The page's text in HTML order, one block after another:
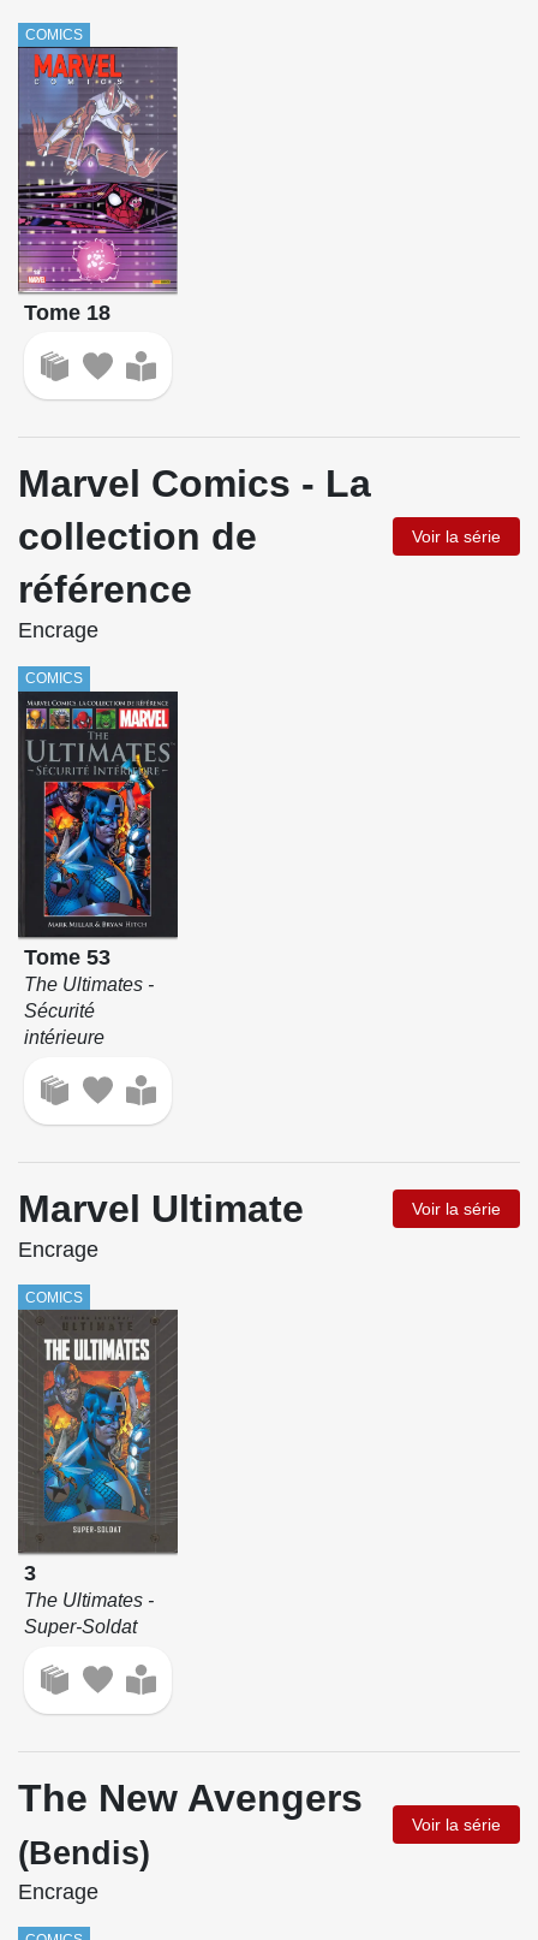
COMICS
Tome 18
Marvel Comics - La
collection de
référence
Voir la série
Encrage
COMICS
Tome 53
The Ultimates -
Sécurité
intérieure
Marvel Ultimate Voir la série
Encrage
COMICS
3
The Ultimates -
Super-Soldat
The New Avengers
(Bendis)
Voir la série
Encrage